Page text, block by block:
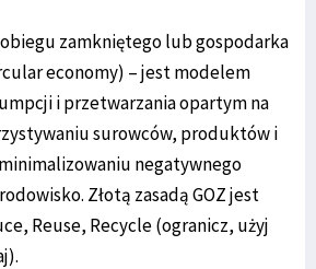
zamkniętego lub gospodarka
economy) – jest modelem
i przetwarzania opartym na
surowców, produktów i
negatywnego
Złotą zasadą GOZ jest
Reuse, Recycle (ogranicz, użyj